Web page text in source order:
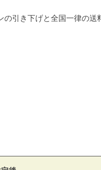
の引き下げと全国一律の送